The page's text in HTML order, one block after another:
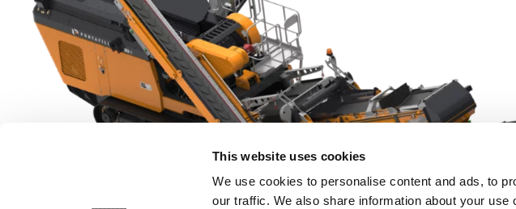
This website uses cookies
We use cookies to personalise content and ads, to
our traffic. We also share information about your use